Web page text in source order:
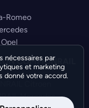
Romeo
Opel
COMMONRAIL
Citroen
Mercedes
nécessaires par
et marketing
donné votre accord.